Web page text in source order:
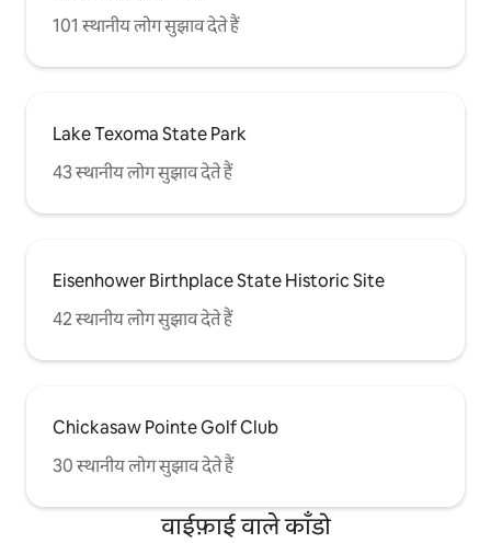
101 स्थानीय लोग सुझाव देते हैं
Lake Texoma State Park
43 स्थानीय लोग सुझाव देते हैं
Eisenhower Birthplace State Historic Site
42 स्थानीय लोग सुझाव देते हैं
Chickasaw Pointe Golf Club
30 स्थानीय लोग सुझाव देते हैं
वाईफ़ाई वाले काँडो